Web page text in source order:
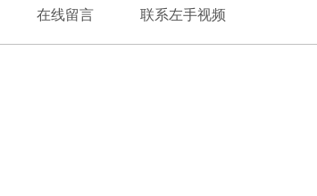
在线留言 联系左手视频